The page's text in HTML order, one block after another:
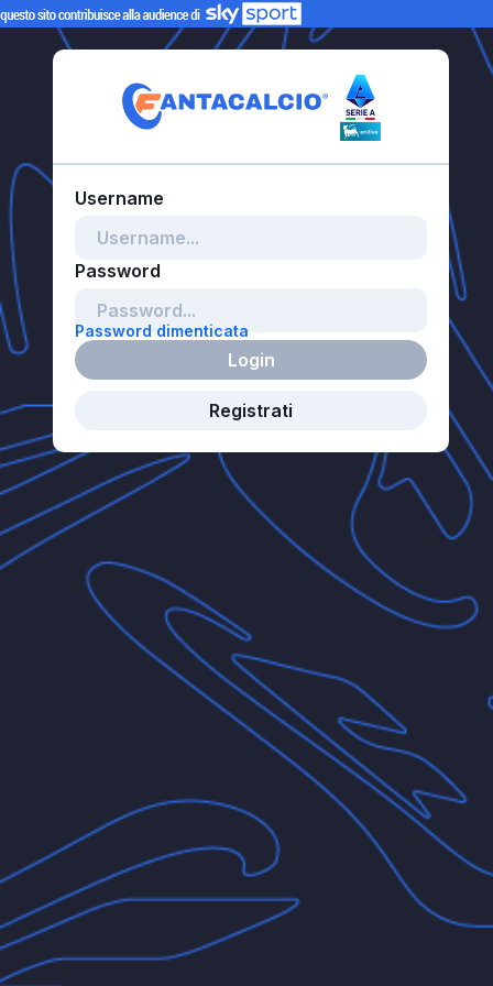
Password dimenticata
Login
Registrati